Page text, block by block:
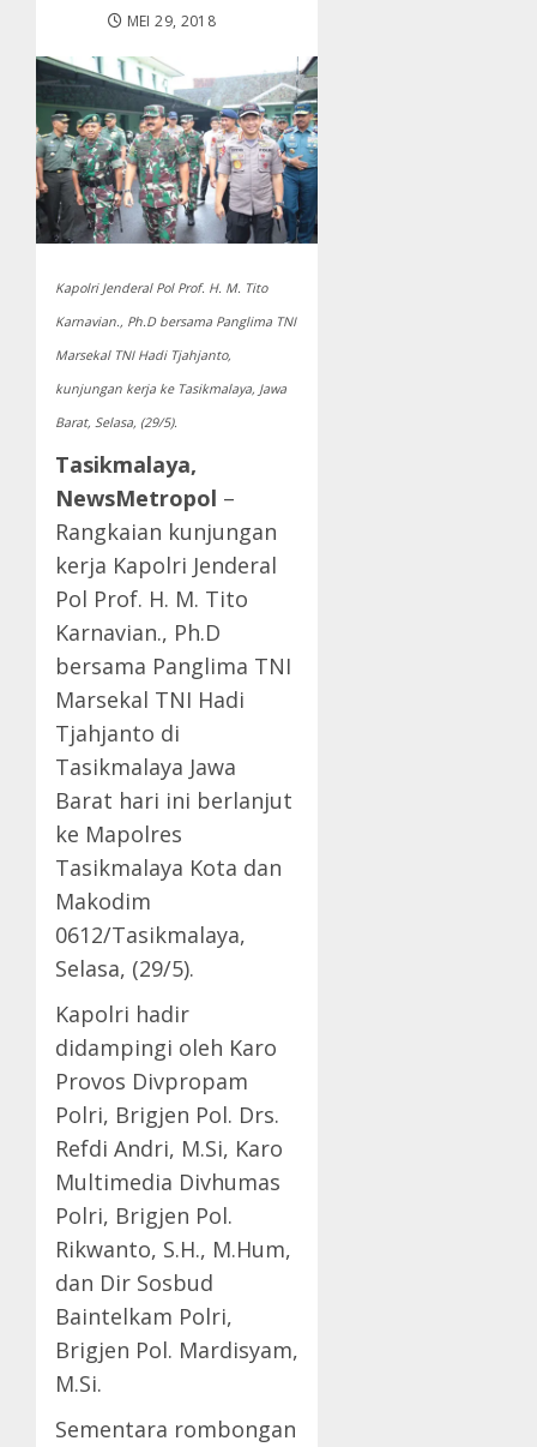
MEI 29, 2018
Kapolri Jenderal Pol Prof. H. M. Tito
Karnavian., Ph.D bersama Panglima TNI
Marsekal TNI Hadi Tjahjanto,
kunjungan kerja ke Tasikmalaya, Jawa
Barat, Selasa, (29/5).
Tasikmalaya,
NewsMetropol –
Rangkaian kunjungan
kerja Kapolri Jenderal
Pol Prof. H. M. Tito
Karnavian., Ph.D
bersama Panglima TNI
Marsekal TNI Hadi
Tjahjanto di
Tasikmalaya Jawa
Barat hari ini berlanjut
ke Mapolres
Tasikmalaya Kota dan
Makodim
0612/Tasikmalaya,
Selasa, (29/5).
Kapolri hadir
didampingi oleh Karo
Provos Divpropam
Polri, Brigjen Pol. Drs.
Refdi Andri, M.Si, Karo
Multimedia Divhumas
Polri, Brigjen Pol.
Rikwanto, S.H., M.Hum,
dan Dir Sosbud
Baintelkam Polri,
Brigjen Pol. Mardisyam,
M.Si.
Sementara rombongan